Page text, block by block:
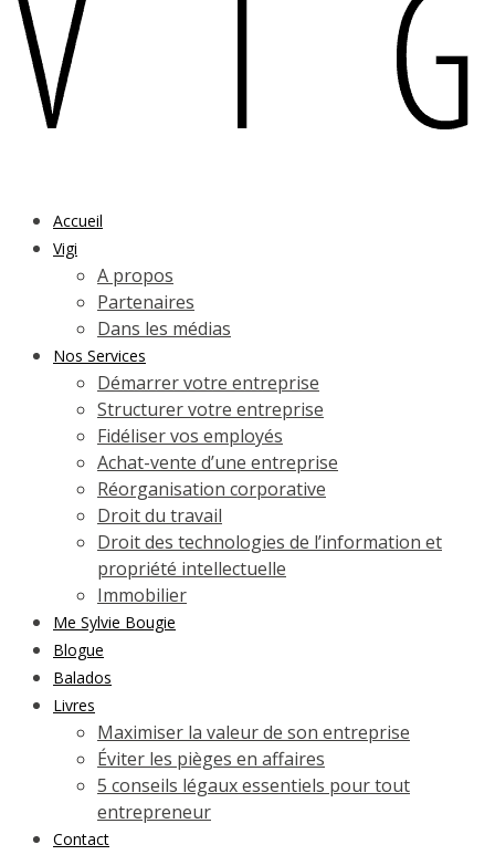
Accueil
Vigi
A propos
Partenaires
Dans les médias
Nos Services
Démarrer votre entreprise
Structurer votre entreprise
Fidéliser vos employés
Achat-vente d’une entreprise
Réorganisation corporative
Droit du travail
Droit des technologies de l’information et
propriété intellectuelle
Immobilier
Me Sylvie Bougie
Blogue
Balados
Livres
Maximiser la valeur de son entreprise
Éviter les pièges en affaires
5 conseils légaux essentiels pour tout
entrepreneur
Contact